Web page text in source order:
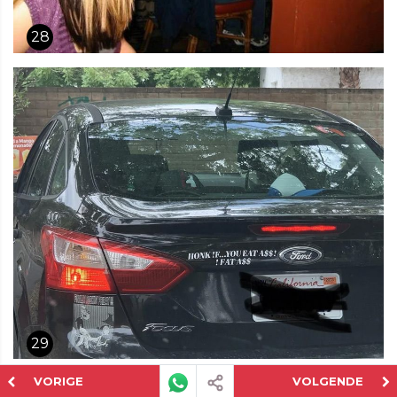
28
29
VORIGE VOLGENDE